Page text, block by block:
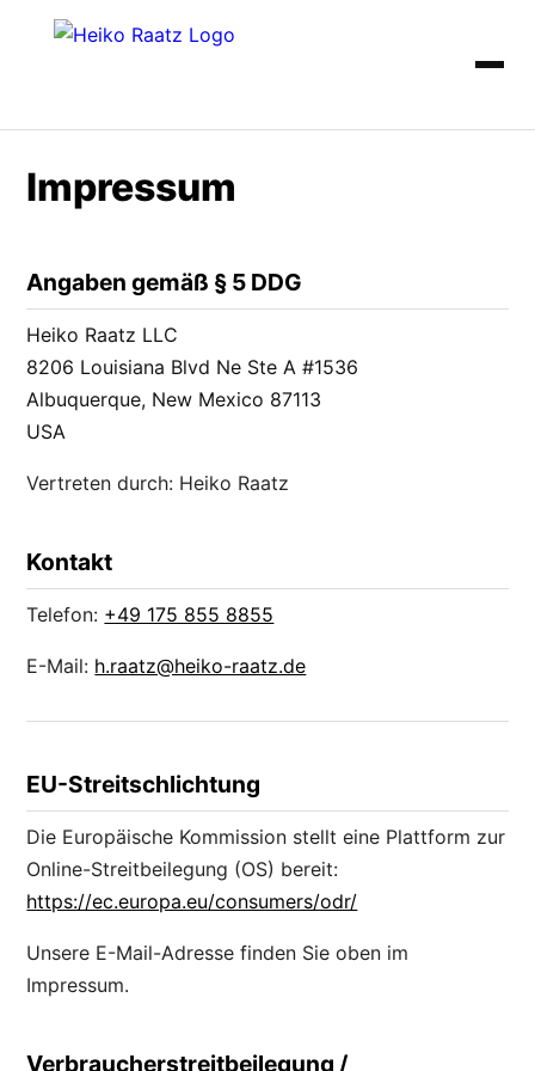
Impressum
Angaben gemäß § 5 DDG
Heiko Raatz LLC
8206 Louisiana Blvd Ne Ste A #1536
Albuquerque, New Mexico 87113
USA
Vertreten durch: Heiko Raatz
Kontakt
Telefon: +49 175 855 8855
E-Mail: h.raatz@heiko-raatz.de
EU-Streitschlichtung
Die Europäische Kommission stellt eine Plattform zur
Online-Streitbeilegung (OS) bereit:
https://ec.europa.eu/consumers/odr/
Unsere E-Mail-Adresse finden Sie oben im
Impressum.
Verbraucherstreitbeilegung /